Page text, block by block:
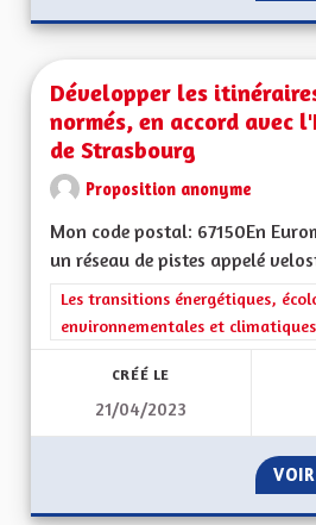
Développer les
normés, en accord avec
de Strasbourg
Proposition anonyme
Mon code postal: 67150En
un réseau de pistes appelé
Filtrer les résultats de la
Les transitions énergétiques,
environnementales et climatiques
CRÉÉ LE
21/04/2023